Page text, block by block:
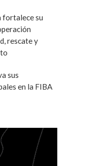
fortalece su
rescate y
sus
en la FIBA